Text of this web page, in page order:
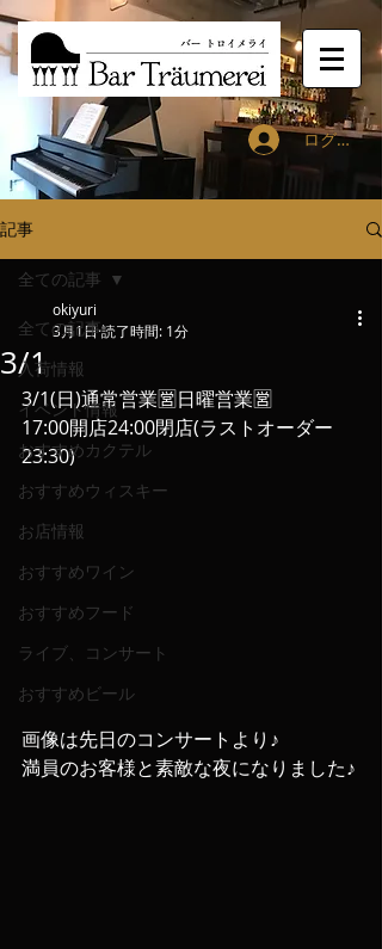
ログイン
記事
全ての記事
入荷情報
イベント情報
おすすめカクテル
おすすめウィスキー
お店情報
おすすめワイン
おすすめフード
ライブ、コンサート
おすすめビール
全ての記事
3/1
okiyuri
3月1日読了時間: 1分
3/1(日)通常営業🈺日曜営業🈺
17:00開店24:00閉店(ラストオーダー
23:30)
画像は先日のコンサートより♪
満員のお客様と素敵な夜になりました♪